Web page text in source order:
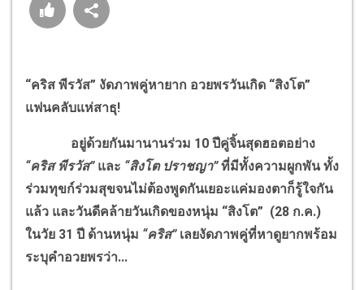
“คริส พีรวัส” งัดภาพคู่หายาก อวยพรวันเกิด “สิงโต”
แฟนคลับแห่สาธุ!
อยู่ด้วยกันมานานร่วม 10 ปีคู่จิ้นสุดฮอตอย่าง
“คริส พีรวัส”และ “สิงโต ปราชญา”ที่มีทั้งความผูกพัน ทั้ง
ร่วมทุขก์ร่วมสุขจนไม่ต้องพูดกันเยอะแค่มองตาก็รู้ใจกัน
แล้ว และวันดีคล้ายวันเกิดของหนุ่ม “สิงโต” (28 ก.ค.)
ในวัย 31 ปี ด้านหนุ่ม “คริส”เลยงัดภาพคู่ที่หาดูยากพร้อม
ระบุคำอวยพรว่า...